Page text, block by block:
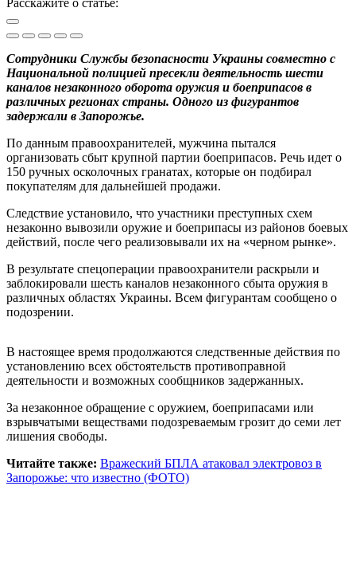
Сотрудники Службы безопасности Украины совместно с
Национальной полицией пресекли деятельность шести
каналов незаконного оборота оружия и боеприпасов в
различных регионах страны. Одного из фигурантов
задержали в Запорожье.
По данным правоохранителей, мужчина пытался
организовать сбыт крупной партии боеприпасов. Речь идет о
150 ручных осколочных гранатах, которые он подбирал
покупателям для дальнейшей продажи.
Следствие установило, что участники преступных схем
незаконно вывозили оружие и боеприпасы из районов боевых
действий, после чего реализовывали их на «черном рынке».
В результате спецоперации правоохранители раскрыли и
заблокировали шесть каналов незаконного сбыта оружия в
различных областях Украины. Всем фигурантам сообщено о
подозрении.
В настоящее время продолжаются следственные действия по
установлению всех обстоятельств противоправной
деятельности и возможных сообщников задержанных.
За незаконное обращение с оружием, боеприпасами или
взрывчатыми веществами подозреваемым грозит до семи лет
лишения свободы.
Читайте также: Вражеский БПЛА атаковал электровоз в
Запорожье: что известно (ФОТО)